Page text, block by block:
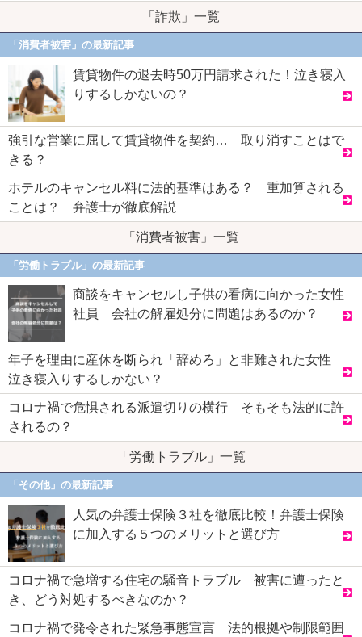
「詐欺」一覧
「消費者被害」の最新記事
賃貸物件の退去時50万円請求された！泣き寝入
りするしかないの？
強引な営業に屈して賃貸物件を契約… 取り消すことはで
きる？
ホテルのキャンセル料に法的基準はある？ 重加算される
ことは？ 弁護士が徹底解説
「消費者被害」一覧
「労働トラブル」の最新記事
商談をキャンセルし子供の看病に向かった女性
社員 会社の解雇処分に問題はあるのか？
年子を理由に産休を断られ「辞めろ」と非難された女性
泣き寝入りするしかない？
コロナ禍で危惧される派遣切りの横行 そもそも法的に許
されるの？
「労働トラブル」一覧
「その他」の最新記事
人気の弁護士保険３社を徹底比較！弁護士保険
に加入する５つのメリットと選び方
コロナ禍で急増する住宅の騒音トラブル 被害に遭ったと
き、どう対処するべきなのか？
コロナ禍で発令された緊急事態宣言 法的根拠や制限範囲